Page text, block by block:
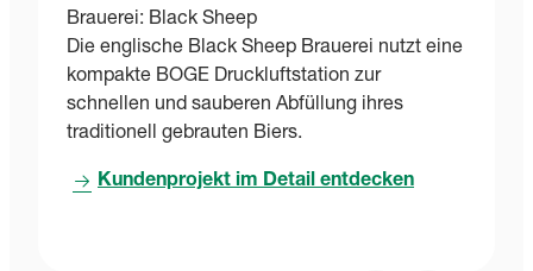
Brauerei: Black Sheep
Die englische Black Sheep Brauerei nutzt eine
kompakte BOGE Druckluftstation zur
schnellen und sauberen Abfüllung ihres
traditionell gebrauten Biers.
Kundenprojekt im Detail entdecken